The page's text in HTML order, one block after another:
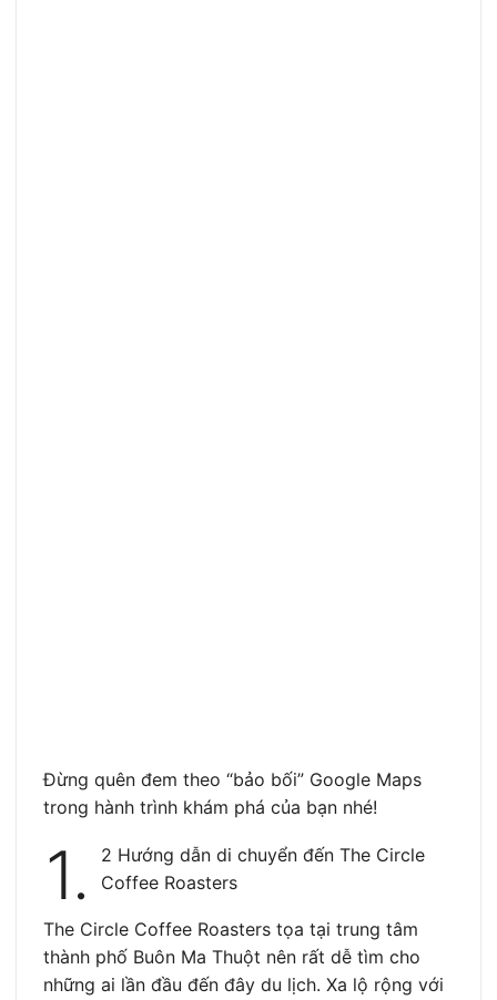
Đừng quên đem theo “bảo bối” Google Maps
trong hành trình khám phá của bạn nhé!
1.
2 Hướng dẫn di chuyển đến The Circle
Coffee Roasters
The Circle Coffee Roasters tọa tại trung tâm
thành phố Buôn Ma Thuột nên rất dễ tìm cho
những ai lần đầu đến đây du lịch. Xa lộ rộng với